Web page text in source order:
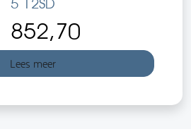
5 12SD
852,70
Lees meer